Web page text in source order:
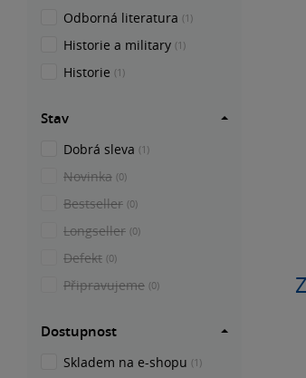
Odborná literatura (1)
Historie a military (1)
Historie (1)
Stav
Dobrá sleva (1)
Novinka (0)
Bestseller (0)
Longseller (0)
Defekt (0)
Připravujeme (0)
Dostupnost
Skladem na e-shopu (1)